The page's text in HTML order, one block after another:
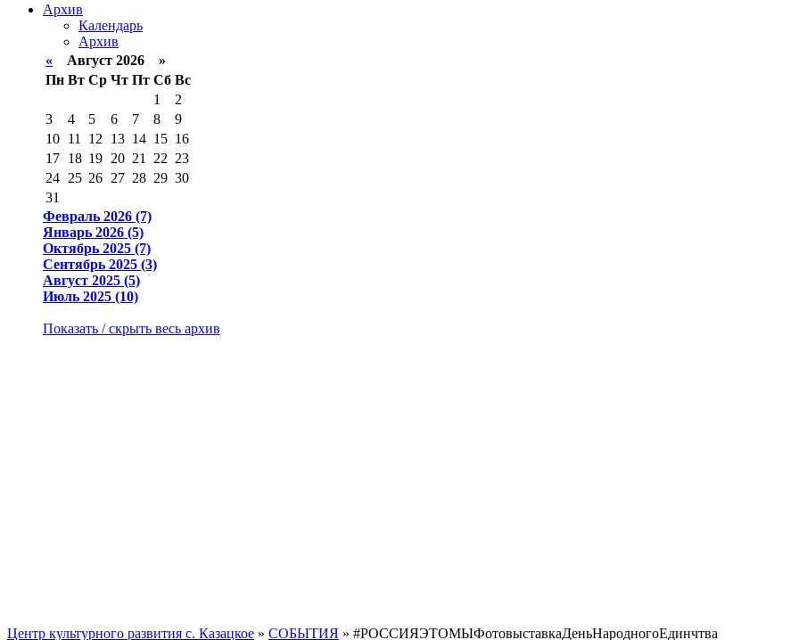
Архив
Календарь
Архив
« Август 2026 »
Пн Вт Ср Чт Пт Сб Вс
1
2
3
4 5 6 7 8
9
10 11 12 13 14 15 16
17 18 19 20 21 22 23
24 25 26 27 28 29 30
31
Февраль 2026 (7)
Январь 2026 (5)
Октябрь 2025 (7)
Сентябрь 2025 (3)
Август 2025 (5)
Июль 2025 (10)
Показать / скрыть весь архив
Центр культурного развития с. Казацкое » СОБЫТИЯ » #РОССИЯЭТОМЫФотовыставкаДеньНародногоЕдинчтва